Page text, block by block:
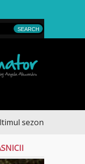
sezon te aduce la